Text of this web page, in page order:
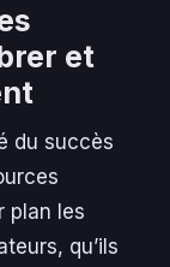
et
du succès
plan les
qu’ils